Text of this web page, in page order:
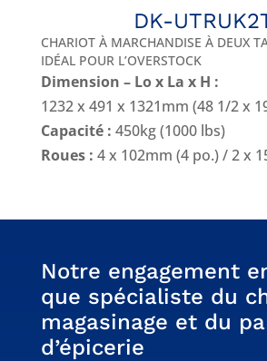
DK-
CHARIOT À MARCHANDISE À DEUX
IDÉAL POUR L’OVERSTOCK
Dimension – Lo x La x H :
1232 x 491 x 1321mm (48 1/2 x
Capacité : 450kg (1000 lbs)
Roues : 4 x 102mm (4 po.) / 2 x
Notre engagement
que spécialiste du
magasinage et du
d’épicerie